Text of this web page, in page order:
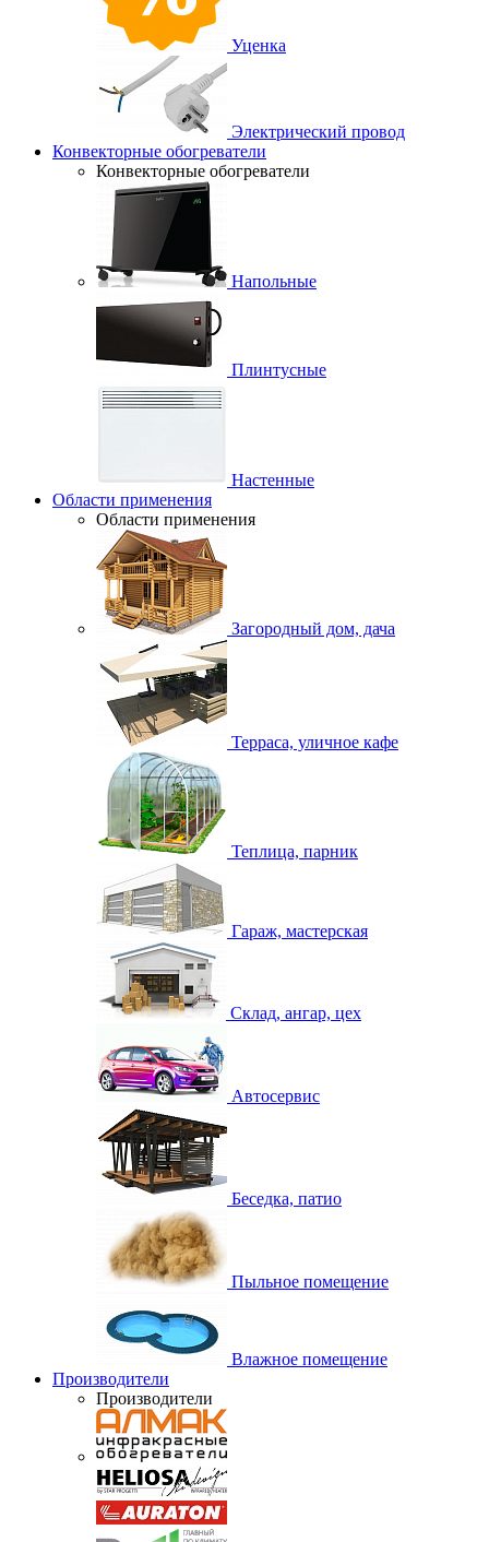
Уценка
Электрический провод
Конвекторные обогреватели
Конвекторные обогреватели
Напольные
Плинтусные
Настенные
Области применения
Области применения
Загородный дом, дача
Терраса, уличное кафе
Теплица, парник
Гараж, мастерская
Склад, ангар, цех
Автосервис
Беседка, патио
Пыльное помещение
Влажное помещение
Производители
Производители